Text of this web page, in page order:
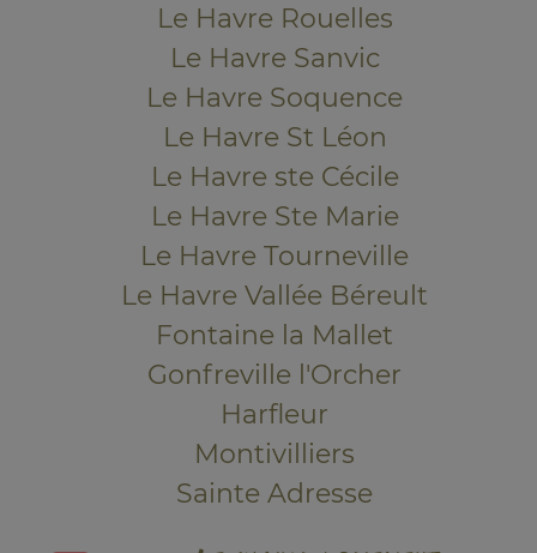
Le Havre Rouelles
Le Havre Sanvic
Le Havre Soquence
Le Havre St Léon
Le Havre ste Cécile
Le Havre Ste Marie
Le Havre Tourneville
Le Havre Vallée Béreult
Fontaine la Mallet
Gonfreville l'Orcher
Harfleur
Montivilliers
Sainte Adresse